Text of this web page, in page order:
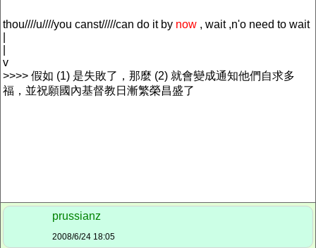
thou////u////you canst/////can do it by now , wait ,n'o need to wait
v
>>>> 假如 (1) 是失敗了，那麼 (2) 就會變成通知他們自求多
福，並祝願國內基督教日漸繁榮昌盛了
prussianz
2008/6/24 18:05